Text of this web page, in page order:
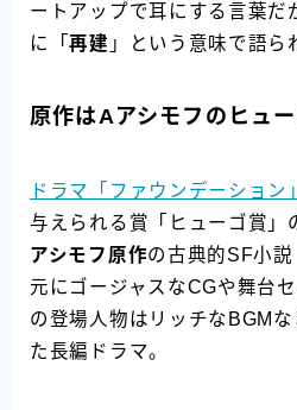
ートアップで耳にする言葉だ
に「再建 」という意味で語ら
原作はAアシモフのヒュ
ドラマ「ファウンデーション」
与えられる賞「ヒューゴ賞」
アシモフ原作の古典的SF小
元にゴージャスなCGや舞台
の登場人物はリッチなBGM
た長編ドラマ。